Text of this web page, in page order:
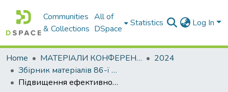
Communities
& Collections
All of
DSpace
Statistics Log In
Home МАТЕРІАЛИ КОНФЕРЕНЦІЙ
2024
Збірник матеріалів 86-ї Міжнародної студентської наукової конференції університету. Секція транспортних технологій
Підвищення ефективності доставки товарів народного споживання у міському сполученні при обслуговуванні клієнтів ТОВ «СТО ПУДІВ»